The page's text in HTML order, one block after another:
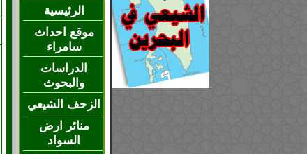
الرئيسية
موقع احداث
سامراء
الدراسات
والبحوث
الزحف الشيعي
منائر ارض
السواد